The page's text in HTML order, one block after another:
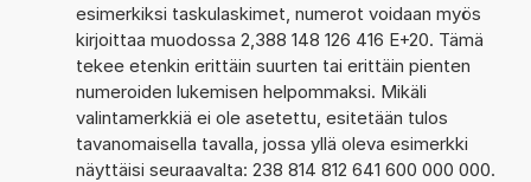
esimerkiksi taskulaskimet, numerot voidaan myös
kirjoittaa muodossa 2,388 148 126 416 E+20. Tämä
tekee etenkin erittäin suurten tai erittäin pienten
numeroiden lukemisen helpommaksi. Mikäli
valintamerkkiä ei ole asetettu, esitetään tulos
tavanomaisella tavalla, jossa yllä oleva esimerkki
näyttäisi seuraavalta: 238 814 812 641 600 000 000.